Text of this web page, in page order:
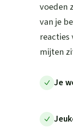
voeden
van je
mijten
Je